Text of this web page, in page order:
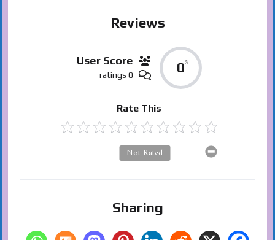
Reviews
0%
User Score
0 ratings
Rate This
Not Rated
Sharing